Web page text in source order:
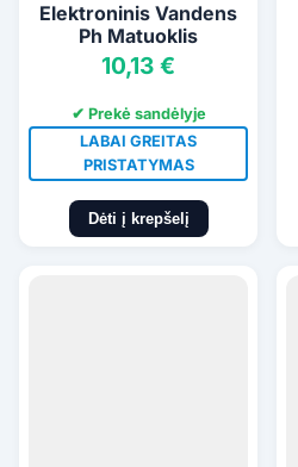
Elektroninis Vandens
Ph Matuoklis
10,13 €
✔ Prekė sandėlyje
LABAI GREITAS
PRISTATYMAS
Dėti į krepšelį